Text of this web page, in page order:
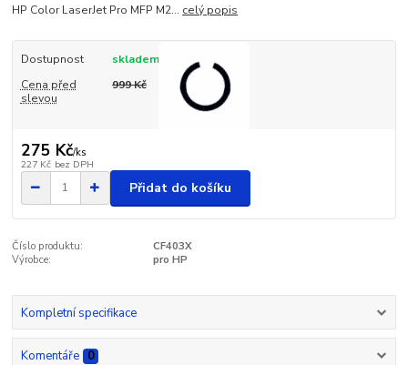
HP Color LaserJet Pro MFP M2... celý popis
Dostupnost
skladem
Cena před
slevou
999 Kč
275 Kč/ks
227 Kč bez DPH
Přidat do košíku
Číslo produktu:
CF403X
Výrobce:
pro HP
Kompletní specifikace
Komentáře 0